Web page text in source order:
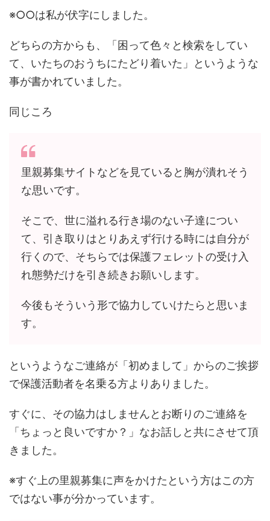
※○○は私が伏字にしました。
どちらの方からも、「困って色々と検索をしてい
て、いたちのおうちにたどり着いた」というような
事が書かれていました。
同じころ
里親募集サイトなどを見ていると胸が潰れそう
な思いです。
そこで、世に溢れる行き場のない子達につい
て、引き取りはとりあえず行ける時には自分が
行くので、そちらでは保護フェレットの受け入
れ態勢だけを引き続きお願いします。
今後もそういう形で協力していけたらと思いま
す。
というようなご連絡が「初めまして」からのご挨拶
で保護活動者を名乗る方よりありました。
すぐに、その協力はしませんとお断りのご連絡を
「ちょっと良いですか？」なお話しと共にさせて頂
きました。
※すぐ上の里親募集に声をかけたという方はこの方
ではない事が分かっています。